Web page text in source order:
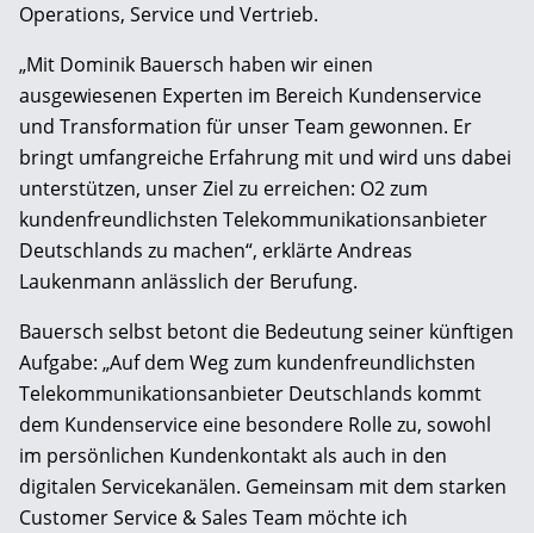
Operations, Service und Vertrieb.
„Mit Dominik Bauersch haben wir einen
ausgewiesenen Experten im Bereich Kundenservice
und Transformation für unser Team gewonnen. Er
bringt umfangreiche Erfahrung mit und wird uns dabei
unterstützen, unser Ziel zu erreichen: O2 zum
kundenfreundlichsten Telekommunikationsanbieter
Deutschlands zu machen“, erklärte Andreas
Laukenmann anlässlich der Berufung.
Bauersch selbst betont die Bedeutung seiner künftigen
Aufgabe: „Auf dem Weg zum kundenfreundlichsten
Telekommunikationsanbieter Deutschlands kommt
dem Kundenservice eine besondere Rolle zu, sowohl
im persönlichen Kundenkontakt als auch in den
digitalen Servicekanälen. Gemeinsam mit dem starken
Customer Service & Sales Team möchte ich